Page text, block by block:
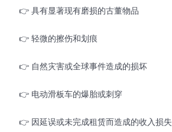
👉 具有显著现有磨损的古董物品
👉 轻微的擦伤和划痕
👉 自然灾害或全球事件造成的损坏
👉 电动滑板车的爆胎或刺穿
👉 因延误或未完成租赁而造成的收入损失